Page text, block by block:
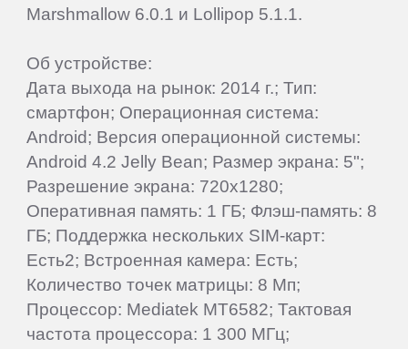
Marshmallow 6.0.1 и Lollipop 5.1.1.
Об устройстве:
Дата выхода на рынок: 2014 г.; Тип:
смартфон; Операционная система:
Android; Версия операционной системы:
Android 4.2 Jelly Bean; Размер экрана: 5";
Разрешение экрана: 720x1280;
Оперативная память: 1 ГБ; Флэш-память: 8
ГБ; Поддержка нескольких SIM-карт:
Есть2; Встроенная камера: Есть;
Количество точек матрицы: 8 Мп;
Процессор: Mediatek MT6582; Тактовая
частота процессора: 1 300 МГц;
Panasonic
Philips
Prestigio
QUMO
Ritmix